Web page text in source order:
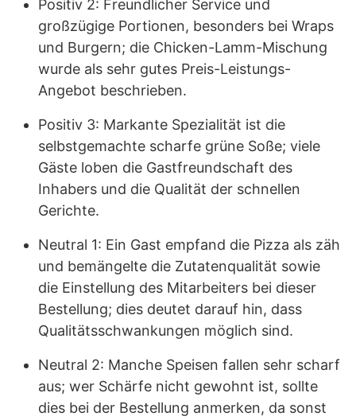
Positiv 2: Freundlicher Service und
großzügige Portionen, besonders bei Wraps
und Burgern; die Chicken-Lamm-Mischung
wurde als sehr gutes Preis-Leistungs-
Angebot beschrieben.
Positiv 3: Markante Spezialität ist die
selbstgemachte scharfe grüne Soße; viele
Gäste loben die Gastfreundschaft des
Inhabers und die Qualität der schnellen
Gerichte.
Neutral 1: Ein Gast empfand die Pizza als zäh
und bemängelte die Zutatenqualität sowie
die Einstellung des Mitarbeiters bei dieser
Bestellung; dies deutet darauf hin, dass
Qualitätsschwankungen möglich sind.
Neutral 2: Manche Speisen fallen sehr scharf
aus; wer Schärfe nicht gewohnt ist, sollte
dies bei der Bestellung anmerken, da sonst